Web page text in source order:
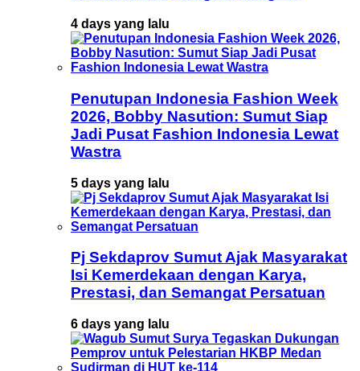
4 days yang lalu
Penutupan Indonesia Fashion Week
2026, Bobby Nasution: Sumut Siap
Jadi Pusat Fashion Indonesia Lewat
Wastra
5 days yang lalu
Pj Sekdaprov Sumut Ajak Masyarakat
Isi Kemerdekaan dengan Karya,
Prestasi, dan Semangat Persatuan
6 days yang lalu